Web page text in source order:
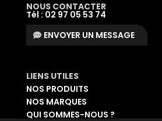
NOUS CONTACTER
Tél : 02 97 05 53 74
ENVOYER UN MESSAGE
LIENS UTILES
NOS PRODUITS
NOS MARQUES
QUI SOMMES-NOUS ?